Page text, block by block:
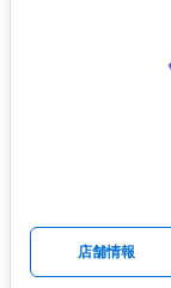
店舗情報